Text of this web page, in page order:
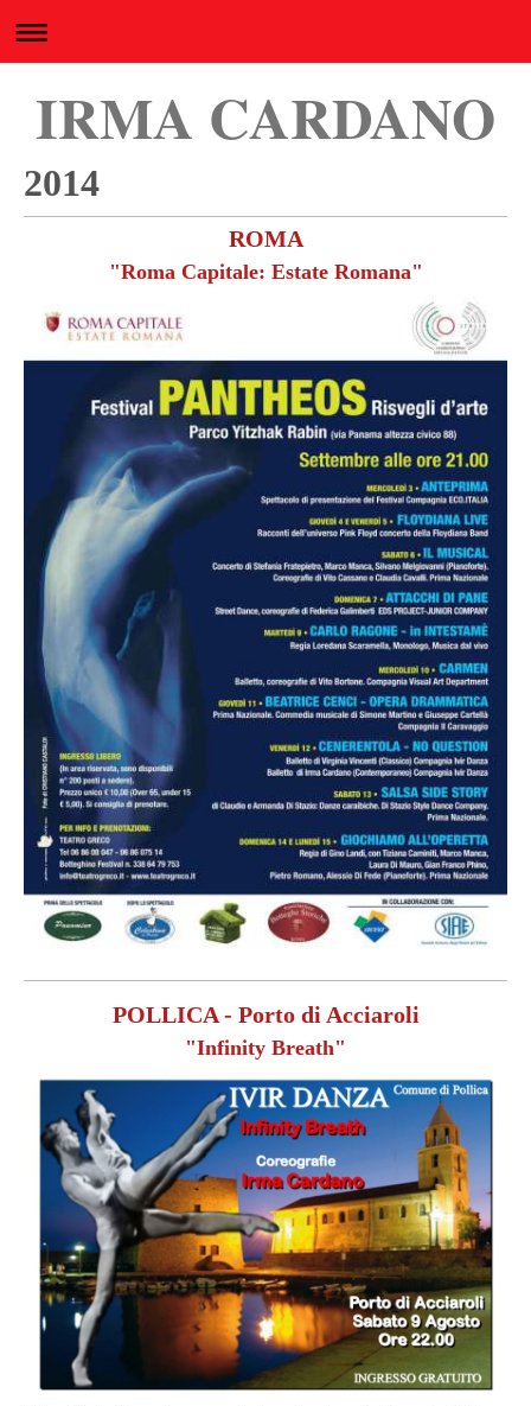
IRMA CARDANO
2014
ROMA
"Roma Capitale: Estate Romana"
POLLICA - Porto di Acciaroli
"Infinity Breath"